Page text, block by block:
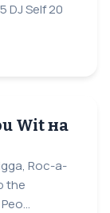
DJ Self 20
Wit на
Roc-a-
the